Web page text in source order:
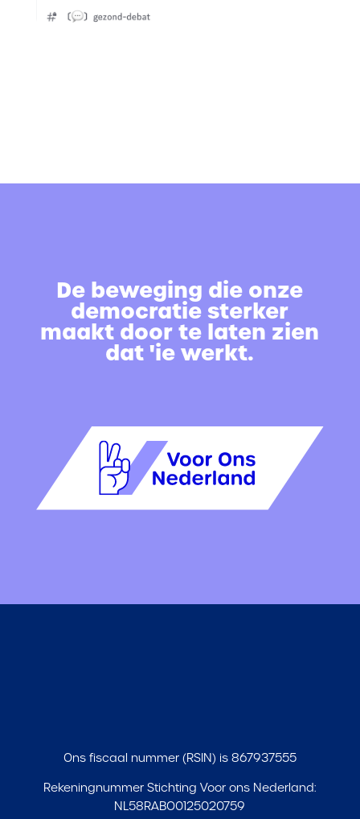
De beweging die onze
democratie sterker
maakt door te laten zien
dat 'ie werkt.
Ons fiscaal nummer (RSIN) is 867937555
Rekeningnummer Stichting Voor ons Nederland:
NL58RABO0125020759